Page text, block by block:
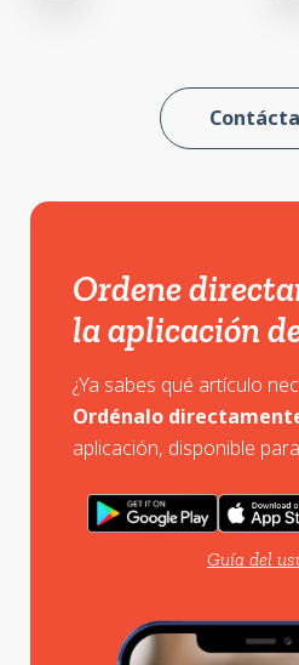
Ordene
la aplicación
¿Ya sabes qué artículo
Ordénalo
aplicación, disponible
Guía del